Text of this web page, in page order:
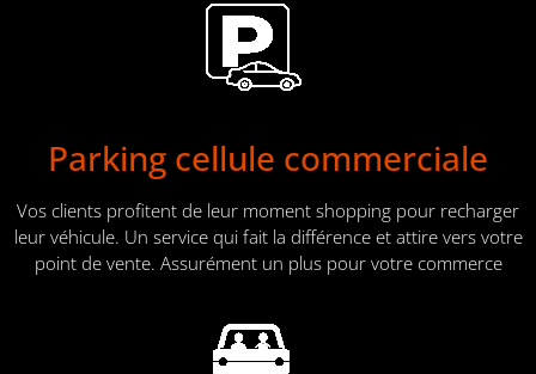
Parking cellule commerciale
Vos clients profitent de leur moment shopping pour recharger
leur véhicule. Un service qui fait la différence et attire vers votre
point de vente. Assurément un plus pour votre commerce